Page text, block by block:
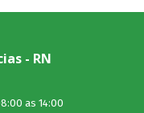
- RN
as 14:00